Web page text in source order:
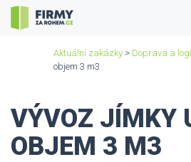
Aktuální zakázky > Doprava a
objem 3 m3
VÝVOZ JÍMKY
OBJEM 3 M3